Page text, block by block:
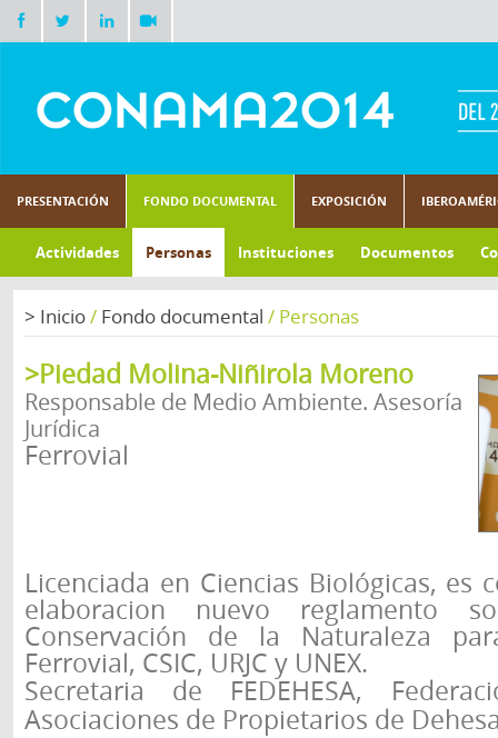
PRESENTACIÓN FONDO DOCUMENTAL EXPOSICIÓN
Actividades Personas Instituciones Documentos
> Inicio/ Fondo documental / Personas
>Piedad Molina-Niñirola Moreno
Responsable de Medio Ambiente. Asesoría
Jurídica
Ferrovial
Licenciada en Ciencias Biológicas, es
elaboracion nuevo reglamento
Conservación de la Naturaleza
Ferrovial, CSIC, URJC y UNEX.
Secretaria de FEDEHESA,
Asociaciones de Propietarios de